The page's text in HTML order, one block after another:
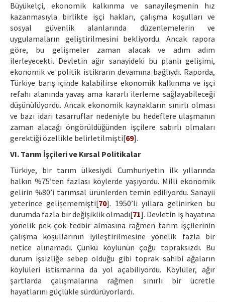
Büyükelçi, ekonomik kalkınma ve sanayileşmenin hız
kazanmasıyla birlikte işçi hakları, çalışma koşulları ve
sosyal güvenlik alanlarında düzenlemelerin ve
uygulamaların geliştirilmesini bekliyordu. Ancak rapora
göre, bu gelişmeler zaman alacak ve adım adım
ilerleyecekti. Devletin ağır sanayideki bu planlı gelişimi,
ekonomik ve politik istikrarın devamına bağlıydı. Raporda,
Türkiye barış içinde kalabilirse ekonomik kalkınma ve işçi
refahı alanında yavaş ama kararlı ilerleme sağlayabileceği
düşünülüyordu. Ancak ekonomik kaynakların sınırlı olması
ve bazı idari tasarruflar nedeniyle bu hedeflere ulaşmanın
zaman alacağı öngörüldüğünden işçilere sabırlı olmaları
gerektiği özellikle belirletilmişti[69].
VI. Tarım İşçileri ve Kırsal Politikalar
Türkiye, bir tarım ülkesiydi. Cumhuriyetin ilk yıllarında
halkın %75’ten fazlası köylerde yaşıyordu. Milli ekonomik
gelirin %80’i tarımsal ürünlerden temin ediliyordu. Sanayii
yeterince gelişememişti[70]. 1950’li yıllara gelinirken bu
durumda fazla bir değişiklik olmadı[71]. Devletin iş hayatına
yönelik pek çok tedbir almasına rağmen tarım işçilerinin
çalışma koşullarının iyileştirilmesine yönelik fazla bir
netice alınamadı. Çünkü köylünün çoğu topraksızdı. Bu
durum işsizliğe sebep olduğu gibi toprak sahibi ağaların
köylüleri istismarına da yol açabiliyordu. Köylüler, ağır
şartlarda çalışmalarına rağmen sınırlı bir ücretle
hayatlarını güçlükle sürdürüyorlardı.